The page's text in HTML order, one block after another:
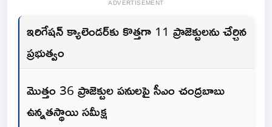
ADVERTISEMENT
ఇరిగేషన్ క్యాలెండర్‌కు కొత్తగా 11 ప్రాజెక్టులను చేర్చిన
ప్రభుత్వం
మొత్తం 36 ప్రాజెక్టుల పనులపై సీఎం చంద్రబాబు
ఉన్నతస్థాయి సమీక్ష